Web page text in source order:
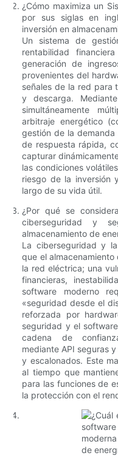
¿Cómo maximiza un
por sus siglas en
inversión en
Un sistema de
rentabilidad
generación de
provenientes del
señales de la red para
y descarga.
simultáneamente
arbitraje energético
gestión de la
de respuesta rápida,
capturar
las condiciones
riesgo de la inversión
largo de su vida útil.
¿Por qué se
ciberseguridad y
almacenamiento de
La ciberseguridad y
que el
la red eléctrica; una
financieras,
software moderno
«seguridad desde el
reforzada por
seguridad y el
cadena de
mediante API seguras
y escalonados. Este
al tiempo que
para las funciones de
la protección con el